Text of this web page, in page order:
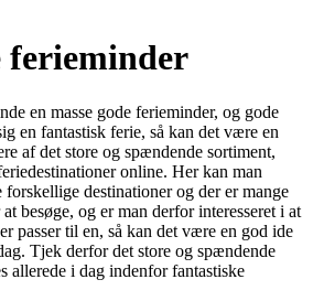
ferieminder
en masse gode ferieminder, og gode
en fantastisk ferie, så kan det være en
af det store og spændende sortiment,
online. Her kan man
destinationer og der er mange
besøge, og er man derfor interesseret i at
passer til en, så kan det være en god ide
Tjek derfor det store og spændende
allerede i dag indenfor fantastiske